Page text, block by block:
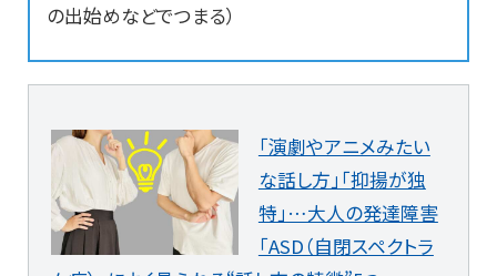
の出始めなどでつまる）
「演劇やアニメみたい
な話し方」「抑揚が独
特」…大人の発達障害
「ASD（自閉スペクトラ